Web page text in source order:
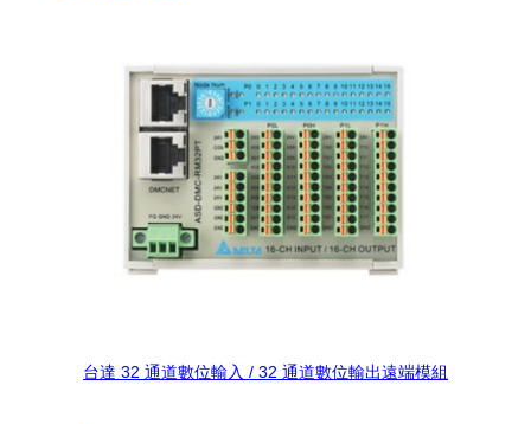
台達 32 通道數位輸入 / 32 通道數位輸出遠端模組